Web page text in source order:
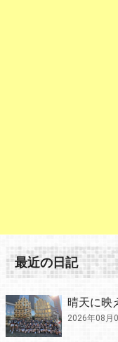
最近の日記
晴天に映
2026年08月